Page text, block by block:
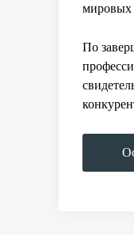
мировых
По